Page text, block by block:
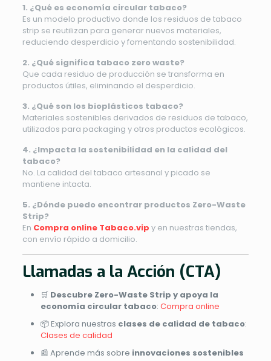
1. ¿Qué es economía circular tabaco?
Es un modelo productivo donde los residuos de tabaco
strip se reutilizan para generar nuevos materiales,
reduciendo desperdicio y fomentando sostenibilidad.
2. ¿Qué significa tabaco zero waste?
Que cada residuo de producción se transforma en
productos útiles, eliminando el desperdicio.
3. ¿Qué son los bioplásticos tabaco?
Materiales sostenibles derivados de residuos de tabaco,
utilizados para packaging y otros productos ecológicos.
4. ¿Impacta la sostenibilidad en la calidad del
tabaco?
No. La calidad del tabaco artesanal y picado se
mantiene intacta.
5. ¿Dónde puedo encontrar productos Zero-Waste
Strip?
En Compra online Tabaco.vip y en nuestras tiendas,
con envío rápido a domicilio.
Llamadas a la Acción (CTA)
🛒 Descubre Zero-Waste Strip y apoya la
economía circular tabaco: Compra online
📦 Explora nuestras clases de calidad de tabaco:
Clases de calidad
📰 Aprende más sobre innovaciones sostenibles